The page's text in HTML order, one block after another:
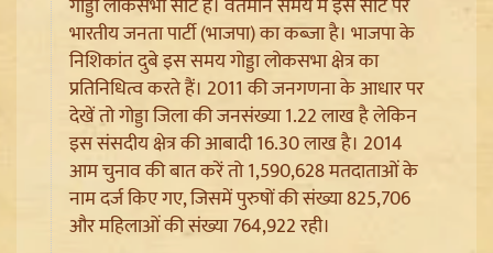
Trisha Krishnan पर टिप्पणी मामले में Udhayanidhi Stalin
Arrest, जानें चेन्नई पुलिस ने कौन सी धाराएं लगाईं
भारतीय जनता पार्टी (भाजपा) का कब्जा है। भाजपा के
निशिकांत दुबे इस समय गोड्डा लोकसभा क्षेत्र का
प्रतिनिधित्व करते हैं। 2011 की जनगणना के आधार पर
देखें तो गोड्डा जिला की जनसंख्या 1.22 लाख है लेकिन
इस संसदीय क्षेत्र की आबादी 16.30 लाख है। 2014
आम चुनाव की बात करें तो 1,590,628 मतदाताओं के
नाम दर्ज किए गए, जिसमें पुरुषों की संख्या 825,706
और महिलाओं की संख्या 764,922 रही।